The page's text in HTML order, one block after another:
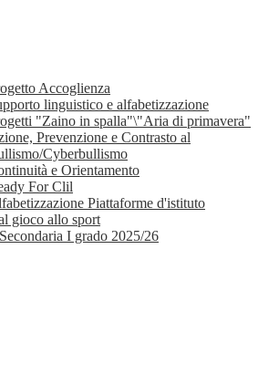
Accoglienza
linguistico e alfabetizzazione
"Zaino in spalla"\"Aria di primavera"
Prevenzione e Contrasto al
Cyberbullismo
e Orientamento
For Clil
Piattaforme d'istituto
gioco allo sport
I grado 2025/26